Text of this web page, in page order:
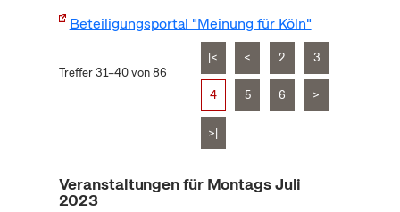
Beteiligungsportal "Meinung für Köln"
Treffer 31–40 von 86
|< < 2 3
4 5 6 >
>|
Veranstaltungen für Montags Juli
2023